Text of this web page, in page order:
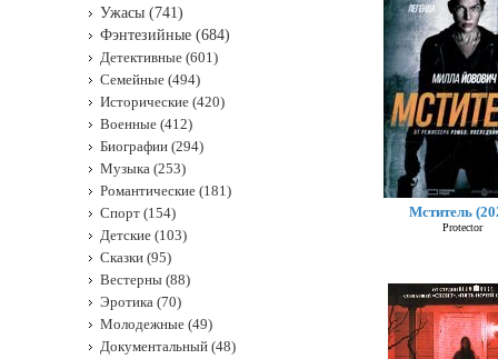
Мститель
Protector
Ужасы (741)
Фэнтезийные (684)
Детективные (601)
Семейные (494)
Исторические (420)
Военные (412)
Биографии (294)
Музыка (253)
Романтические (181)
Спорт (154)
Детские (103)
Сказки (95)
Вестерны (88)
Эротика (70)
Молодежные (49)
Документальный (48)